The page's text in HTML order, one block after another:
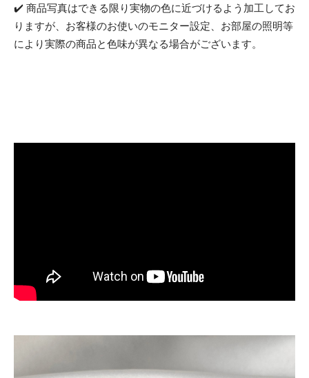
✔️ 商品写真はできる限り実物の色に近づけるよう加工してお
りますが、お客様のお使いのモニター設定、お部屋の照明等
により実際の商品と色味が異なる場合がございます。